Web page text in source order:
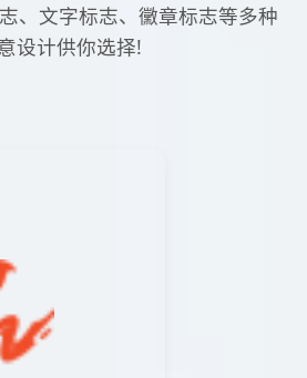
、文字标志、黴章标志等多种
设计供你选择!